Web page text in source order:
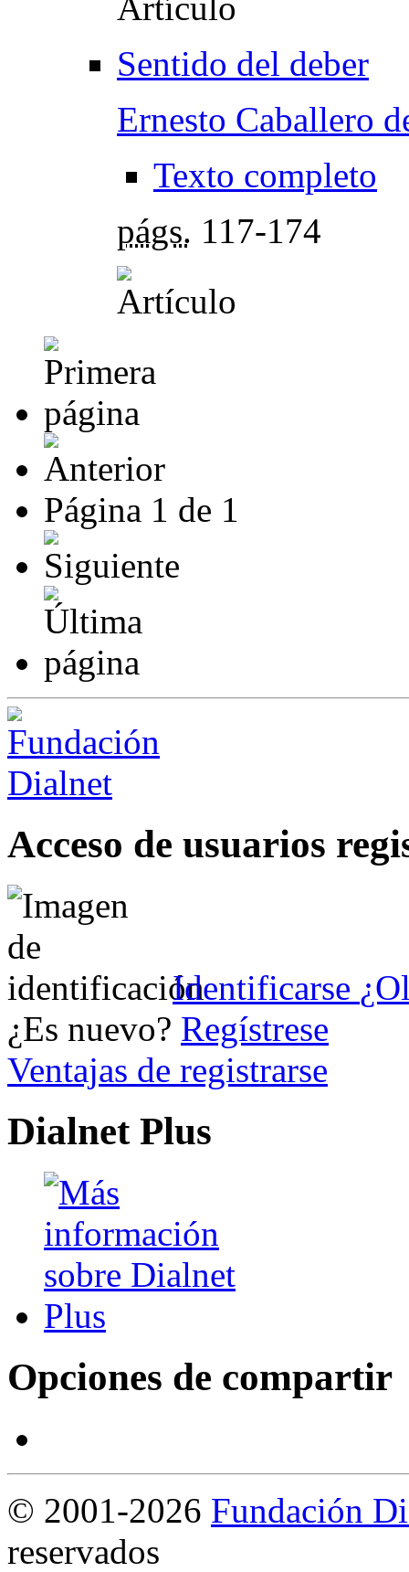
Sentido del deber
Ernesto Caballero
Texto completo
págs. 117-174
Página 1 de 1
Acceso de usuarios
Identificarse
¿Es nuevo? Regístrese
Ventajas de registrarse
Dialnet Plus
Opciones de compartir
© 2001-2026 Fundación
reservados